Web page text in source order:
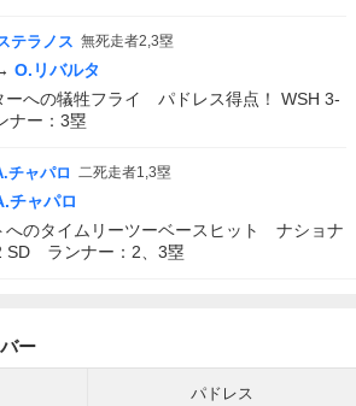
テラノス 無死走者2,3塁
O.リバルタ
ーへの犠牲フライ パドレス得点！ WSH 3-
ー：3塁
チャパロ 二死走者1,3塁
チャパロ
へのタイムリーツーベースヒット ナショナ
SD ランナー：2、3塁
ー
パドレス